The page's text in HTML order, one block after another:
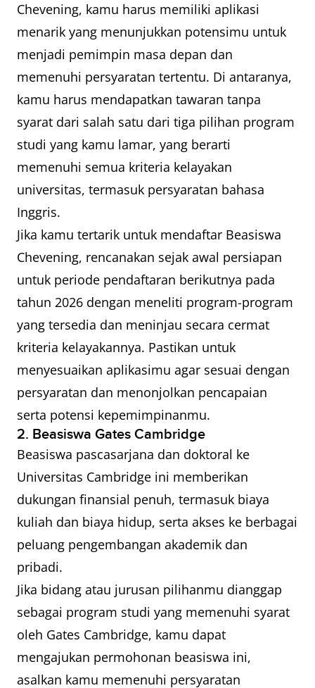
Chevening, kamu harus memiliki aplikasi
menarik yang menunjukkan potensimu untuk
menjadi pemimpin masa depan dan
memenuhi persyaratan tertentu. Di antaranya,
kamu harus mendapatkan tawaran tanpa
syarat dari salah satu dari tiga pilihan program
studi yang kamu lamar, yang berarti
memenuhi semua kriteria kelayakan
universitas, termasuk persyaratan bahasa
Inggris.
Jika kamu tertarik untuk mendaftar Beasiswa
Chevening, rencanakan sejak awal persiapan
untuk periode pendaftaran berikutnya pada
tahun 2026 dengan meneliti program-program
yang tersedia dan meninjau secara cermat
kriteria kelayakannya. Pastikan untuk
menyesuaikan aplikasimu agar sesuai dengan
persyaratan dan menonjolkan pencapaian
serta potensi kepemimpinanmu.
2. Beasiswa Gates Cambridge
Beasiswa pascasarjana dan doktoral ke
Universitas Cambridge ini memberikan
dukungan finansial penuh, termasuk biaya
kuliah dan biaya hidup, serta akses ke berbagai
peluang pengembangan akademik dan
pribadi.
Jika bidang atau jurusan pilihanmu dianggap
sebagai program studi yang memenuhi syarat
oleh Gates Cambridge, kamu dapat
mengajukan permohonan beasiswa ini,
asalkan kamu memenuhi persyaratan